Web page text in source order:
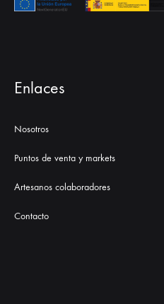
Enlaces
Nosotros
Puntos de venta y markets
Artesanos colaboradores
Contacto